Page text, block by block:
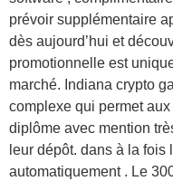
prévoir supplémentaire
dès aujourd’hui et
promotionnelle est
marché. Indiana crypto
complexe qui permet
diplôme avec mention
leur dépôt. dans à la
automatiquement . Le